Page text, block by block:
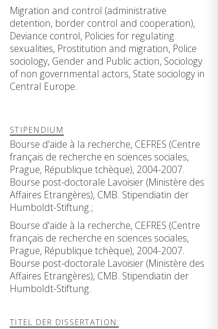
Migration and control (administrative
detention, border control and cooperation),
Deviance control, Policies for regulating
sexualities, Prostitution and migration, Police
sociology, Gender and Public action, Sociology
of non governmental actors, State sociology in
Central Europe.
STIPENDIUM
Bourse d'aide à la recherche, CEFRES (Centre
français de recherche en sciences sociales,
Prague, République tchèque), 2004-2007.
Bourse post-doctorale Lavoisier (Ministère des
Affaires Etrangères), CMB. Stipendiatin der
Humboldt-Stiftung.;
Bourse d'aide à la recherche, CEFRES (Centre
français de recherche en sciences sociales,
Prague, République tchèque), 2004-2007.
Bourse post-doctorale Lavoisier (Ministère des
Affaires Etrangères), CMB. Stipendiatin der
Humboldt-Stiftung.
TITEL DER DISSERTATION: